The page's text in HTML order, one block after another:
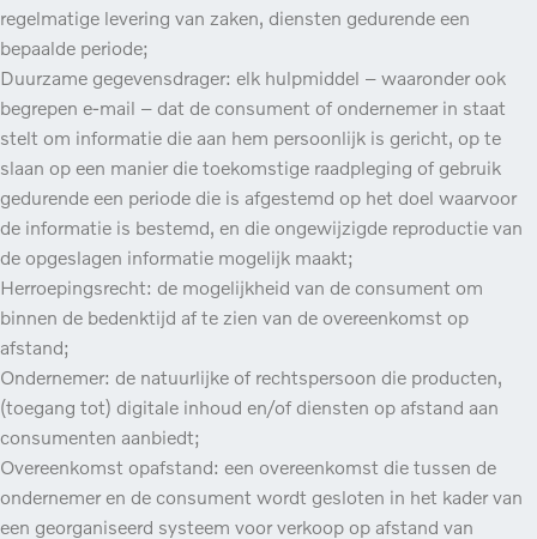
regelmatige levering van zaken, diensten gedurende een
bepaalde periode;
Duurzame gegevensdrager: elk hulpmiddel – waaronder ook
begrepen e-mail – dat de consument of ondernemer in staat
stelt om informatie die aan hem persoonlijk is gericht, op te
slaan op een manier die toekomstige raadpleging of gebruik
gedurende een periode die is afgestemd op het doel waarvoor
de informatie is bestemd, en die ongewijzigde reproductie van
de opgeslagen informatie mogelijk maakt;
Herroepingsrecht: de mogelijkheid van de consument om
binnen de bedenktijd af te zien van de overeenkomst op
afstand;
Ondernemer: de natuurlijke of rechtspersoon die producten,
(toegang tot) digitale inhoud en/of diensten op afstand aan
consumenten aanbiedt;
Overeenkomst opafstand: een overeenkomst die tussen de
ondernemer en de consument wordt gesloten in het kader van
een georganiseerd systeem voor verkoop op afstand van